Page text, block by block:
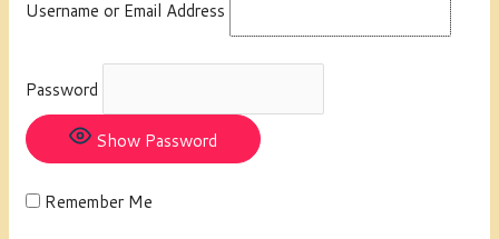
Username or Email Address
Password
Show Password
Remember Me